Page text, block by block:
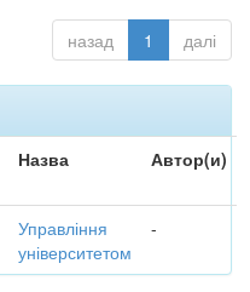
назад 1 далі
Назва Автор(и)
Управління
університетом
-